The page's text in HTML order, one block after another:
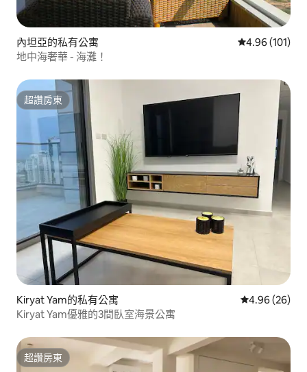
內坦亞的私有公寓 從 101 則評價
4.96 (101)
地中海奢華 - 海灘！
超讚房東
超讚房東
Kiryat Yam的私有公寓 從 26 則評價
4.96 (26)
Kiryat Yam優雅的3間臥室海景公寓
超讚房東
超讚房東